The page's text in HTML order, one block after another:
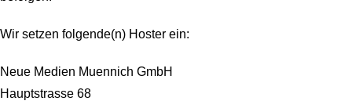
Wir setzen folgende(n) Hoster ein:
Neue Medien Muennich GmbH
Hauptstrasse 68